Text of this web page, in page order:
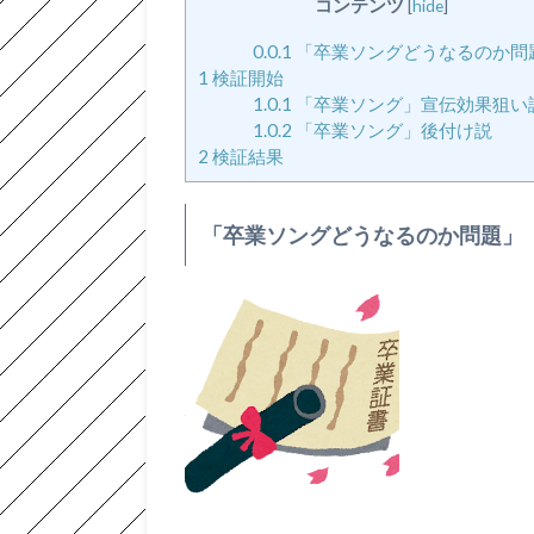
コンテンツ hide]
0.0.1 「卒業ソングどうなるのか問
1 検証開始
1.0.1 「卒業ソング」宣伝効果狙い
1.0.2 「卒業ソング」後付け説
2 検証結果
「卒業ソングどうなるのか問題」